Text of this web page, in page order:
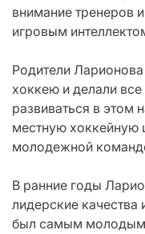
внимание тренеров
игровым
Родители
хоккею и делали
развиваться в этом
местную хоккейную
молодежной
В ранние годы
лидерские
был самым молодым